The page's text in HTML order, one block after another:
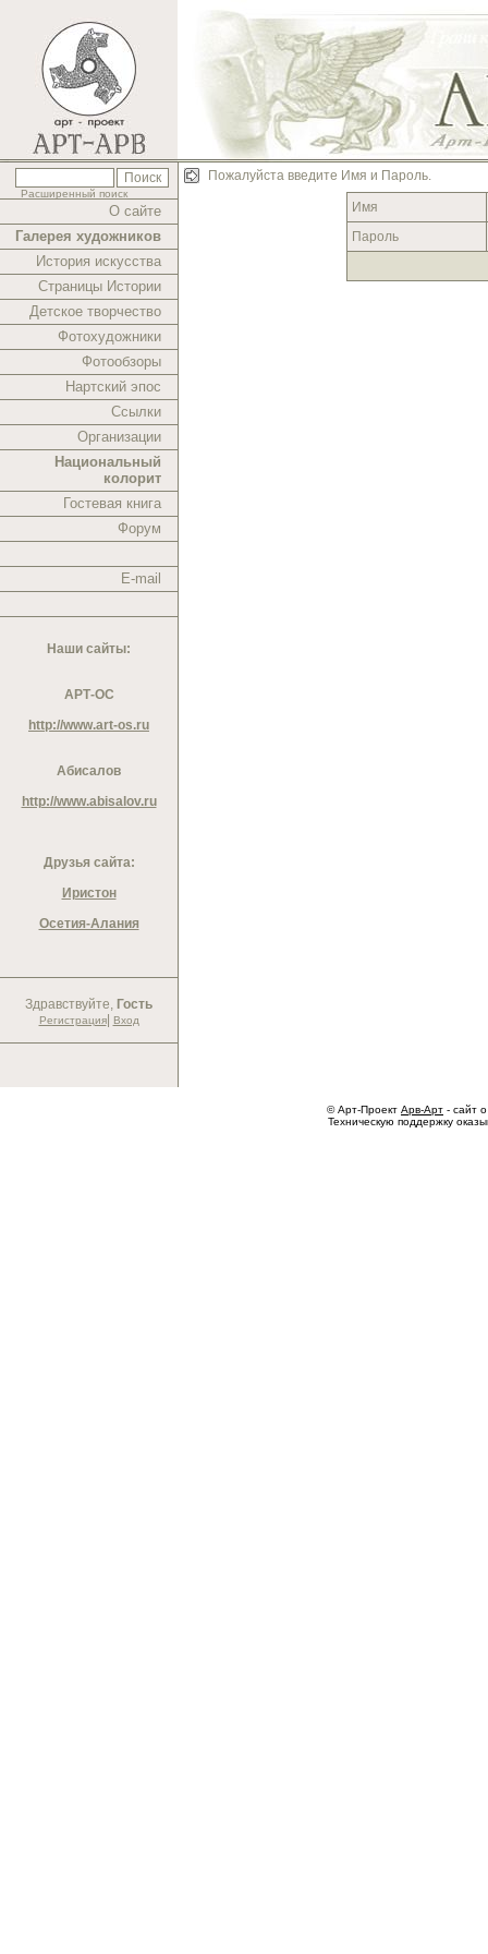
Расширенный поиск
О сайте
Галерея художников
История искусства
Страницы Истории
Детское творчество
Фотохудожники
Фотообзоры
Нартский эпос
Ссылки
Организации
Национальный
колорит
Гостевая книга
Форум
E-mail
Наши сайты:
АРТ-ОС
http://www.art-os.ru
Абисалов
http://www.abisalov.ru
Друзья сайта:
Иристон
Осетия-Алания
Здравствуйте, Гость
Регистрация| Вход
Пожалуйста введите Имя и Пароль.
Имя
Пароль
© Арт-Проект Арв-Арт - сайт
Техническую поддержку